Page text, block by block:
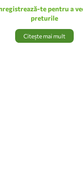
te pentru a
preturile
Citește mai mult